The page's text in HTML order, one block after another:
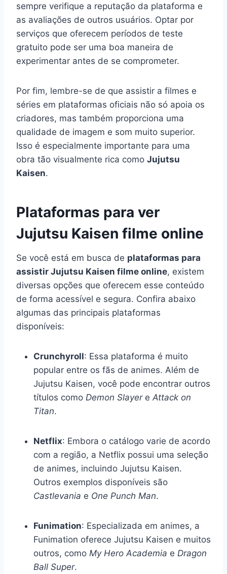
sempre verifique a reputação da plataforma e
as avaliações de outros usuários. Optar por
serviços que oferecem períodos de teste
gratuito pode ser uma boa maneira de
experimentar antes de se comprometer.
Por fim, lembre-se de que assistir a filmes e
séries em plataformas oficiais não só apoia os
criadores, mas também proporciona uma
qualidade de imagem e som muito superior.
Isso é especialmente importante para uma
obra tão visualmente rica como Jujutsu
Kaisen.
Plataformas para ver
Jujutsu Kaisen filme online
Se você está em busca de plataformas para
assistir Jujutsu Kaisen filme online, existem
diversas opções que oferecem esse conteúdo
de forma acessível e segura. Confira abaixo
algumas das principais plataformas
disponíveis:
Crunchyroll: Essa plataforma é muito
popular entre os fãs de animes. Além de
Jujutsu Kaisen, você pode encontrar outros
títulos como Demon Slayere Attack on
Titan.
Netflix: Embora o catálogo varie de acordo
com a região, a Netflix possui uma seleção
de animes, incluindo Jujutsu Kaisen.
Outros exemplos disponíveis são
Castlevania e One Punch Man.
Funimation: Especializada em animes, a
Funimation oferece Jujutsu Kaisen e muitos
outros, como My Hero Academia e Dragon
Ball Super.